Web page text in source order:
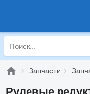
Запчасти
Рулевые